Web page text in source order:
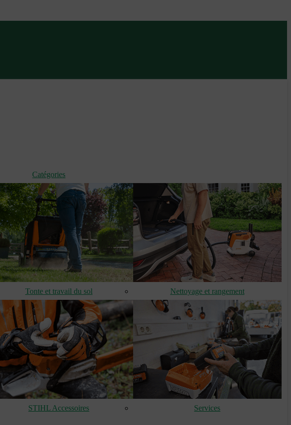
Catégories
Tonte et travail du sol Nettoyage et rangement
STIHL Accessoires
Services